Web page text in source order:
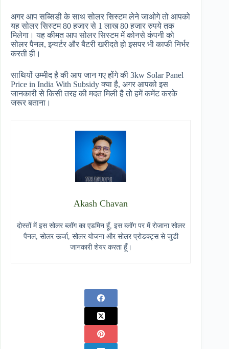
अगर आप सब्सिडी के साथ सोलर सिस्टम लेने जाओगे तो आपको
यह सोलर सिस्टम 80 हजार से 1 लाख 80 हजार रुपये तक
मिलेगा। यह कीमत आप सोलर सिस्टम में कोनसे कंपनी को
सोलर पैनल, इन्वर्टर और बैटरी खरीदते हो इसपर भी काफी निर्भर
करती ही।
साथियों उम्मीद है की आप जान गए होंगे की 3kw Solar Panel
Price in India With Subsidy क्या है, अगर आपको इस
जानकारी से किसी तरह की मदत मिली है तो हमें कमेंट करके
जरूर बताना।
Akash Chavan
दोस्तों में इस सोलर ब्लॉग का एडमिन हूँ, इस ब्लॉग पर में रोजाना सोलर
पैनल, सोलर ऊर्जा, सोलर योजना और सोलर प्रोडक्ट्स से जुडी
जानकारी शेयर करता हूँ।